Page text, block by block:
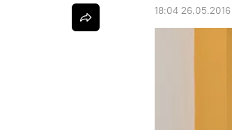
18:04 26.05.2016